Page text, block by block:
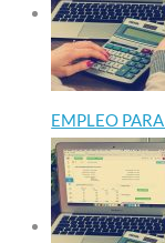
EMPLEO